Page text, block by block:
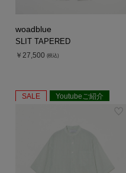
woadblue
SLIT TAPERED
￥27,500 (税込)
SALE Youtubeご紹介